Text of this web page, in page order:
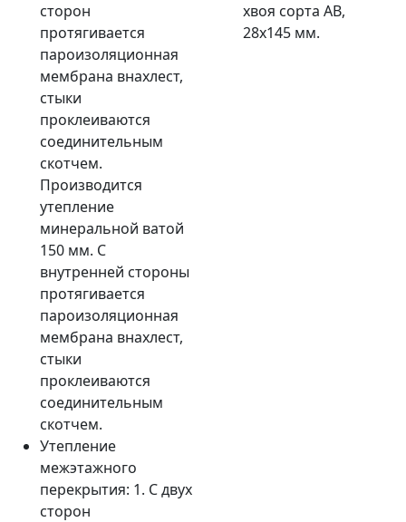
сторон
протягивается
пароизоляционная
мембрана внахлест,
стыки
проклеиваются
соединительным
скотчем.
Производится
утепление
минеральной ватой
150 мм. С
внутренней стороны
протягивается
пароизоляционная
мембрана внахлест,
стыки
проклеиваются
соединительным
скотчем.
Утепление
межэтажного
перекрытия: 1. С двух
сторон
хвоя сорта AB,
28х145 мм.